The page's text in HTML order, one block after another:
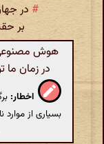
# در
بر
هوش مصنوعی:
در زمان
اخطار:
بسیاری از